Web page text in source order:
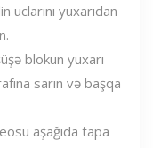
yuxarıdan
blokun yuxarı
sarın və başqa
aşağıda tapa